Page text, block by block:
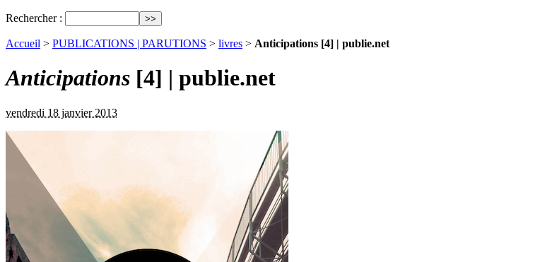
Rechercher :
Accueil > PUBLICATIONS | PARUTIONS > livres > Anticipations [4] | publie.net
Anticipations [4] | publie.net
vendredi 18 janvier 2013